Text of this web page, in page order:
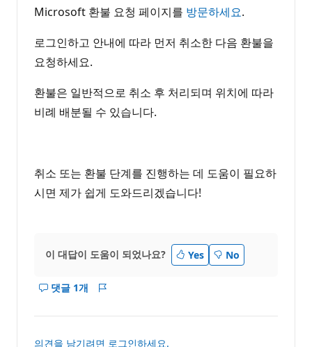
Microsoft 환불 요청 페이지를 방문하세요.
로그인하고 안내에 따라 먼저 취소한 다음 환불을
요청하세요.
환불은 일반적으로 취소 후 처리되며 위치에 따라
비례 배분될 수 있습니다.
취소 또는 환불 단계를 진행하는 데 도움이 필요하
시면 제가 쉽게 도와드리겠습니다!
이 대답이 도움이 되었나요? Yes No
댓글 1개
이
에
의견을 남기려면 로그인하세요.